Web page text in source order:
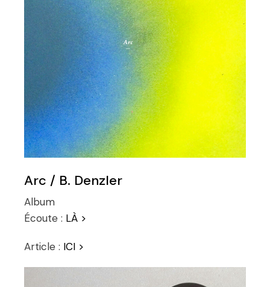
Arc / B. Denzler
Album
Écoute : LÀ >
Article : ICI >